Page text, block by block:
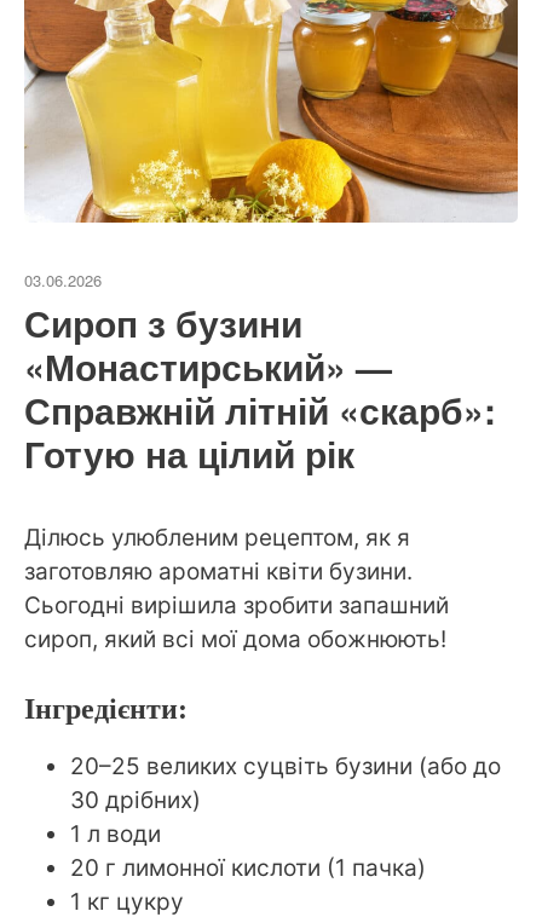
03.06.2026
Сироп з бузини
«Монастирський» —
Справжній літній «скарб»:
Готую на цілий рік
Ділюсь улюбленим рецептом, як я
заготовляю ароматні квіти бузини.
Сьогодні вирішила зробити запашний
сироп, який всі мої дома обожнюють!
Інгредієнти:
20–25 великих суцвіть бузини (або до
30 дрібних)
1 л води
20 г лимонної кислоти (1 пачка)
1 кг цукру